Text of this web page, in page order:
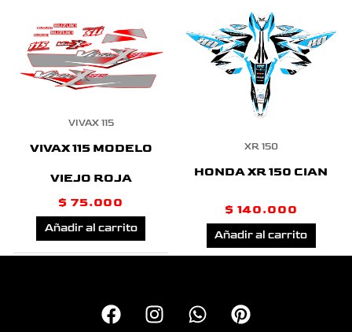
VIVAX 115
VIVAX 115 MODELO
VIEJO ROJA
$ 75.000
Añadir al carrito
XR 150
HONDA XR 150 CIAN
$ 140.000
Añadir al carrito